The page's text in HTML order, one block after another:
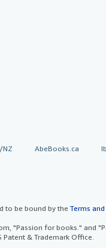
NZ AbeBooks.ca
to be bound by the Terms
"Passion for books." and
& Trademark Office.